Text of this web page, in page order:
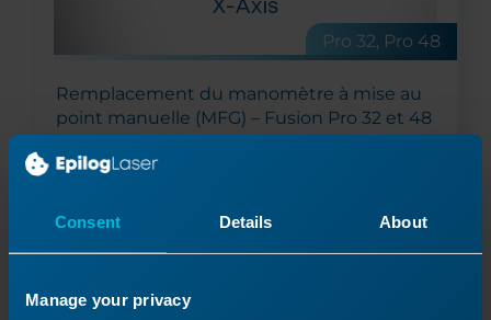
Consent Details About
Manage your privacy
Pro 32, Pro 48
Remplacement du manomètre à mise au
point manuelle (MFG) – Fusion Pro 32 et 48
Comment remplacer la jauge de mise au point
manuelle dans les modèles Fusion Pro 32 et 48 ?
Lire la suite